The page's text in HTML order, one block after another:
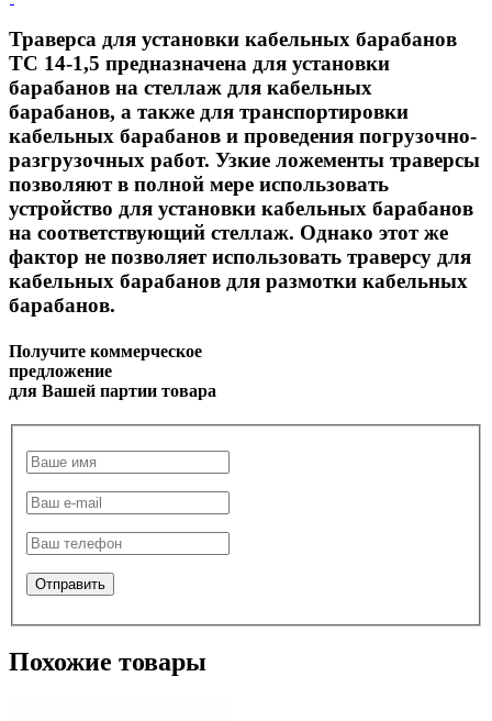
Траверса для установки кабельных барабанов
ТС 14-1,5 предназначена для установки
барабанов на стеллаж для кабельных
барабанов, а также для транспортировки
кабельных барабанов и проведения погрузочно-
разгрузочных работ. Узкие ложементы траверсы
позволяют в полной мере использовать
устройство для установки кабельных барабанов
на соответствующий стеллаж. Однако этот же
фактор не позволяет использовать траверсу для
кабельных барабанов для размотки кабельных
барабанов.
Получите коммерческое
предложение
для Вашей партии товара
Похожие товары